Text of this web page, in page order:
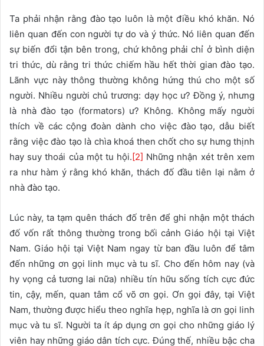
Ta phải nhận rằng đào tạo luôn là một điều khó khăn. Nó
liên quan đến con người tự do và ý thức. Nó liên quan đến
sự biến đổi tận bên trong, chứ không phải chỉ ở bình diện
tri thức, dù rằng tri thức chiếm hầu hết thời gian đào tạo.
Lãnh vực này thông thường không hứng thú cho một số
người. Nhiều người chủ trương: dạy học ư? Đồng ý, nhưng
là nhà đào tạo (formators) ư? Không. Không mấy người
thích về các cộng đoàn dành cho việc đào tạo, dẫu biết
rằng việc đào tạo là chìa khoá then chốt cho sự hưng thịnh
hay suy thoái của một tu hội.[2] Những nhận xét trên xem
ra như hàm ý rằng khó khăn, thách đố đầu tiên lại nằm ở
nhà đào tạo.
Lúc này, ta tạm quên thách đố trên để ghi nhận một thách
đố vốn rất thông thường trong bối cảnh Giáo hội tại Việt
Nam. Giáo hội tại Việt Nam ngay từ ban đầu luôn để tâm
đến những ơn gọi linh mục và tu sĩ. Cho đến hôm nay (và
hy vọng cả tương lai nữa) nhiều tín hữu sống tích cực đức
tin, cậy, mến, quan tâm cổ võ ơn gọi. Ơn gọi đây, tại Việt
Nam, thường được hiểu theo nghĩa hẹp, nghĩa là ơn gọi linh
mục và tu sĩ. Người ta ít áp dụng ơn gọi cho những giáo lý
viên hay những giáo dân tích cực. Đúng thế, nhiều bậc cha